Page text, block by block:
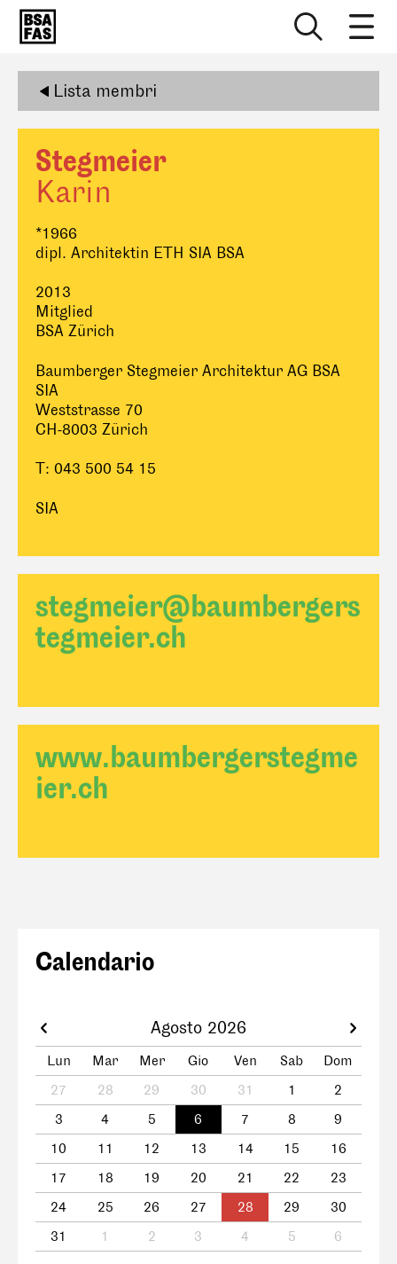
Lista membri
Stegmeier
Karin
*1966
dipl. Architektin ETH SIA BSA
2013
Mitglied
BSA Zürich
Baumberger Stegmeier Architektur AG BSA
SIA
Weststrasse 70
CH-8003 Zürich
T: 043 500 54 15
SIA
stegmeier@baumbergers
tegmeier.ch
www.baumbergerstegme
ier.ch
Calendario
Agosto 2026
Lun Mar Mer Gio Ven Sab
Dom
27
28 29 30 31 1
2
3
4 5 6 7 8
9
10
11 12 13 14 15
16
17
18 19 20 21 22
23
24
25 26 27 28 29
30
31
1 2 3 4 5 6